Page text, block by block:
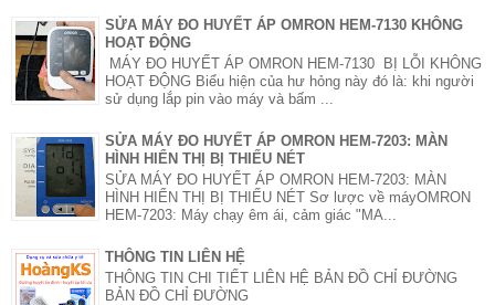
SỬA MÁY ĐO HUYẾT ÁP OMRON HEM-7130 KHÔNG
HOẠT ĐỘNG
MÁY ĐO HUYẾT ÁP OMRON HEM-7130 BỊ LỖI KHÔNG
HOẠT ĐỘNG Biểu hiện của hư hỏng này đó là: khi người
sử dụng lắp pin vào máy và bấm ...
SỬA MÁY ĐO HUYẾT ÁP OMRON HEM-7203: MÀN
HÌNH HIỂN THỊ BỊ THIẾU NÉT
SỬA MÁY ĐO HUYẾT ÁP OMRON HEM-7203: MÀN
HÌNH HIỂN THỊ BỊ THIẾU NÉT Sơ lược về máyOMRON
HEM-7203: Máy chạy êm ái, cảm giác "MA...
THÔNG TIN LIÊN HỆ
THÔNG TIN CHI TIẾT LIÊN HỆ BẢN ĐỒ CHỈ ĐƯỜNG
BẢN ĐỒ CHỈ ĐƯỜNG